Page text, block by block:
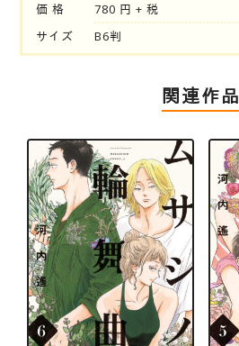
価 格
780 円 + 税
サイズ
B6判
関連作品